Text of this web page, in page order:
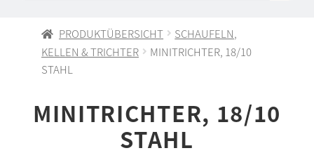
PRODUKTÜBERSICHT
SCHAUFELN,
KELLEN & TRICHTER
MINITRICHTER, 18/10
STAHL
MINITRICHTER, 18/10
STAHL